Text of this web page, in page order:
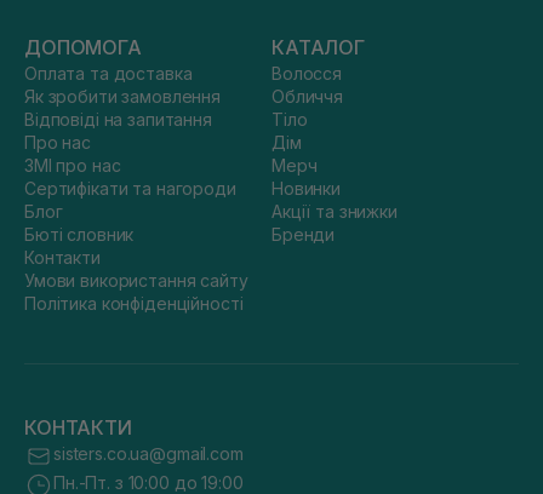
ДОПОМОГА
Оплата та доставка
Як зробити замовлення
Відповіді на запитання
Про нас
ЗМІ про нас
Сертифікати та нагороди
Блог
Бюті словник
Контакти
Умови використання сайту
Політика конфіденційності
КАТАЛОГ
Волосся
Обличчя
Тіло
Дім
Мерч
Новинки
Акції та знижки
Бренди
КОНТАКТИ
sisters.co.ua@gmail.com
Пн.-Пт. з 10:00 до 19:00